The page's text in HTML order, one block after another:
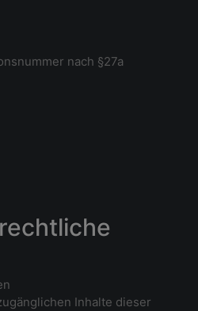
nach §27a
Inhalte dieser